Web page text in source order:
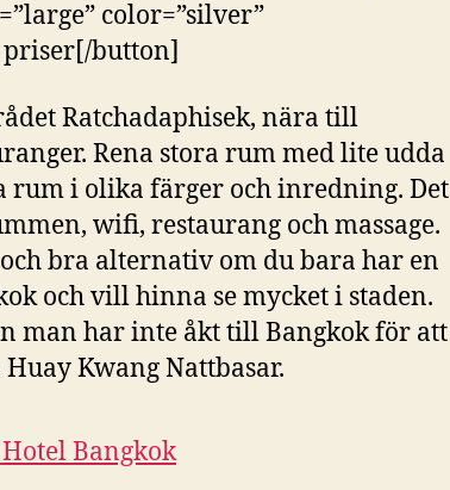
color=”silver”
priser[/button]
Ratchadaphisek, nära till
Rena stora rum med lite udda
rum i olika färger och inredning. Det
wifi, restaurang och massage.
bra alternativ om du bara har en
och vill hinna se mycket i staden.
man har inte åkt till Bangkok för att
Kwang Nattbasar.